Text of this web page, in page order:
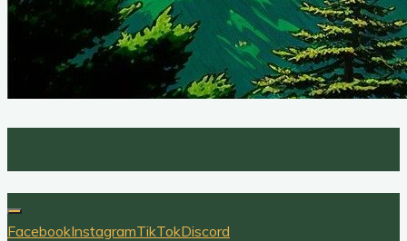
FacebookInstagramTikTokDiscord